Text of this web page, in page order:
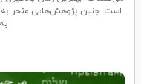
است. چنین پژوهش‌هایی منجر به